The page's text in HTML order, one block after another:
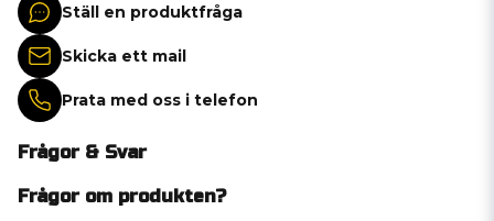
Ställ en produktfråga
Skicka ett mail
Prata med oss i telefon
Frågor & Svar
Frågor om produkten?